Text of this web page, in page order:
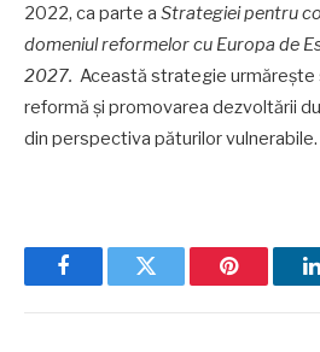
2022, ca parte a Strategiei pentru
domeniul reformelor cu Europa de
2027. Această strategie urmărește
reformă și promovarea dezvoltării
din perspectiva păturilor vulnerabile.
FacebookTwitter Pinterest